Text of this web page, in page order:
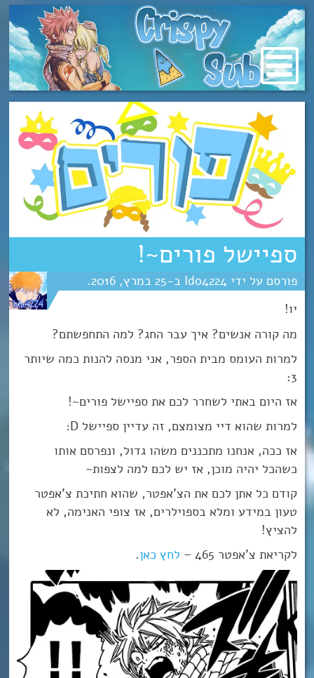
מעבר
לתוכן
ספיישל פורים~!
Ido4224
25 מרץ 2016
יו!
מה קורה אנשים? איך עבר החג? למה התחפשתם?
למרות העומס מבית הספר, אני מנסה להנות כמה שיותר
3:
אז היום באתי לשחרר לכם את ספיישל פורים~!
למרות שהוא דיי מצומצם, זה עדיין ספיישל D:
אז ככה, אנחנו מתכננים משהו גדול, ונפרסם אותו
כשהכל יהיה מוכן, אז יש לכם למה לצפות~
קודם כל אתן לכם את הצ’אפטר, שהוא חתיכת צ’אפטר
טעון במידע ומלא בספוילרים, אז צופי האנימה, לא
להציץ!
לקריאת צ’אפטר 465 –
לחץ כאן.